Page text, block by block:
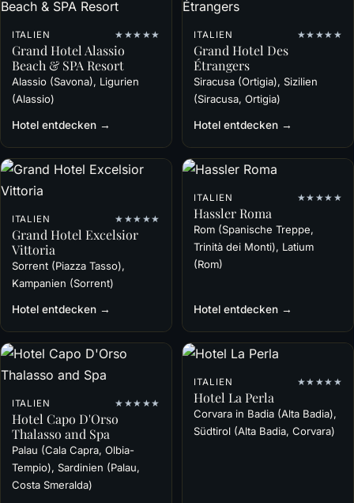
ITALIEN ★★★★★
Grand Hotel Alassio
Beach & SPA Resort
Alassio (Savona), Ligurien
(Alassio)
Hotel entdecken →
ITALIEN ★★★★★
Grand Hotel Des
Étrangers
Siracusa (Ortigia), Sizilien
(Siracusa, Ortigia)
Hotel entdecken →
ITALIEN ★★★★★
Grand Hotel Excelsior
Vittoria
Sorrent (Piazza Tasso),
Kampanien (Sorrent)
Hotel entdecken →
ITALIEN ★★★★★
Hassler Roma
Rom (Spanische Treppe,
Trinità dei Monti), Latium
(Rom)
Hotel entdecken →
ITALIEN ★★★★★
Hotel Capo D'Orso
Thalasso and Spa
Palau (Cala Capra, Olbia-
Tempio), Sardinien (Palau,
Costa Smeralda)
ITALIEN ★★★★★
Hotel La Perla
Corvara in Badia (Alta Badia),
Südtirol (Alta Badia, Corvara)